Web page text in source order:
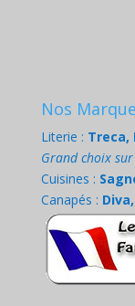
Nos
Literie : Treca,
Grand choix
Cuisines :
Canapés :